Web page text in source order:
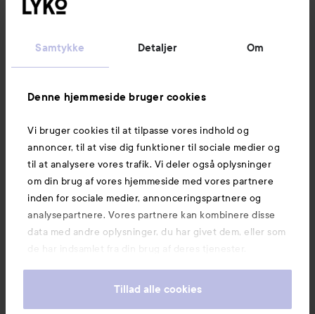
Samtykke Detaljer Om
Denne hjemmeside bruger cookies
Vi bruger cookies til at tilpasse vores indhold og
annoncer, til at vise dig funktioner til sociale medier og
til at analysere vores trafik. Vi deler også oplysninger
om din brug af vores hjemmeside med vores partnere
inden for sociale medier, annonceringspartnere og
analysepartnere. Vores partnere kan kombinere disse
data med andre oplysninger, du har givet dem, eller som
de har indsamlet fra din brug af deres tjenester.
Tillad alle cookies
Kundeservice
Information
Mere at udforske